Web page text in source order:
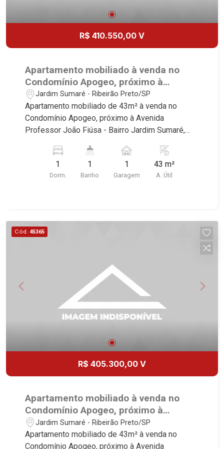
R$ 410.550,00 V
Apartamento mobiliado à venda no
Condomínio Apogeo, próximo à
Avenida Professor João Fiúsa -
Ribeirão Preto/SP.
Jardim Sumaré - Ribeirão Preto/SP
Apartamento mobiliado de 43m² à venda no
Condomínio Apogeo, próximo à Avenida
Professor João Fiúsa - Bairro Jardim Sumaré,
deste imóvel que a Martinelli Imobiliária
selecionou para você: - 43m² de área útil - 1 suíte
com armários e ar-condicionado - Sala 2
imobiliário desde 2000. Especialistas em Venda,
Locação e Lançamentos! Avenida João Fiúsa,
1
Dorm.
1
Banho
1
Garagem
43 m²
A. Útil
Cód. 45365
R$ 405.300,00 V
Apartamento mobiliado à venda no
Condomínio Apogeo, próximo à
Avenida Professor João Fiúsa -
Ribeirão Preto/SP.
Jardim Sumaré - Ribeirão Preto/SP
Apartamento mobiliado de 43m² à venda no
Condomínio Apogeo, próximo à Avenida